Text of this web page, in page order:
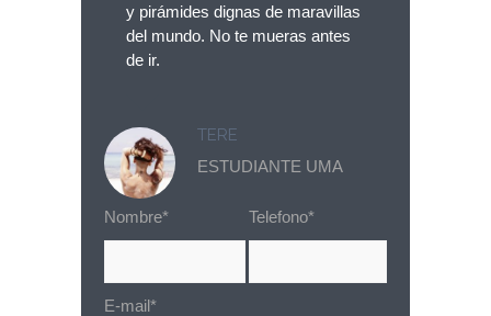
y pirámides dignas de maravillas
del mundo. No te mueras antes
de ir.
TERE
ESTUDIANTE UMA
Nombre* Telefono*
E-mail*